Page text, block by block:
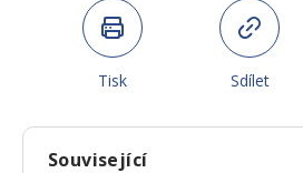
Tisk Sdílet
Související